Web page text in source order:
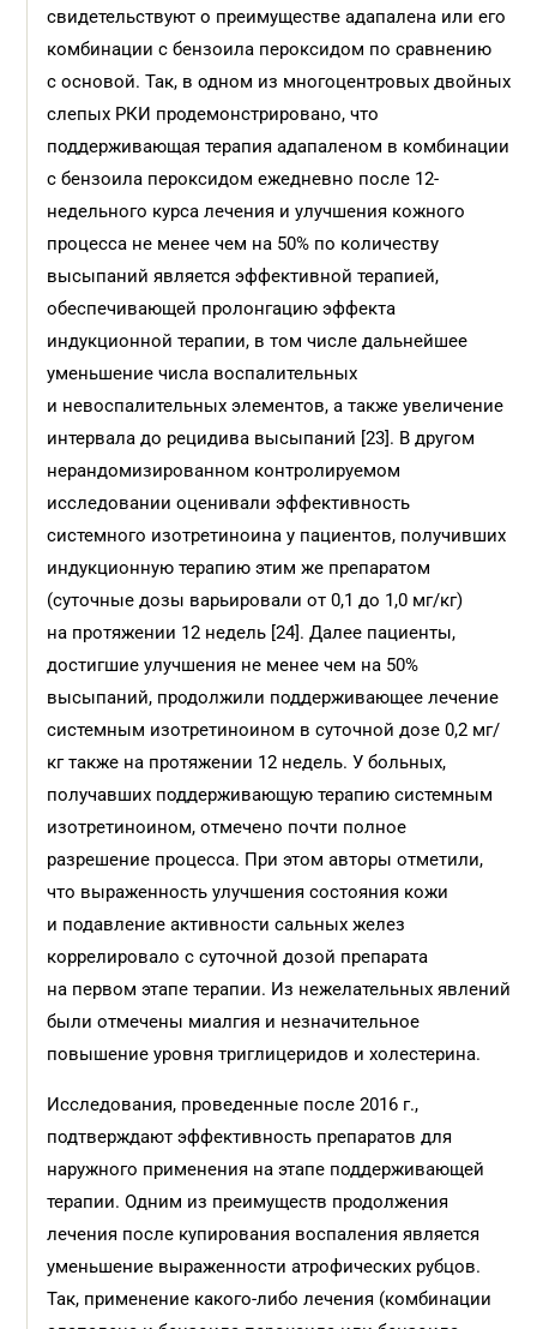
свидетельствуют о преимуществе адапалена или его
комбинации с бензоила пероксидом по сравнению
с основой. Так, в одном из многоцентровых двойных
слепых РКИ продемонстрировано, что
поддерживающая терапия адапаленом в комбинации
с бензоила пероксидом ежедневно после 12-
недельного курса лечения и улучшения кожного
процесса не менее чем на 50% по количеству
высыпаний является эффективной терапией,
обеспечивающей пролонгацию эффекта
индукционной терапии, в том числе дальнейшее
уменьшение числа воспалительных
и невоспалительных элементов, а также увеличение
интервала до рецидива высыпаний [23]. В другом
нерандомизированном контролируемом
исследовании оценивали эффективность
системного изотретиноина у пациентов, получивших
индукционную терапию этим же препаратом
(суточные дозы варьировали от 0,1 до 1,0 мг/кг)
на протяжении 12 недель [24]. Далее пациенты,
достигшие улучшения не менее чем на 50%
высыпаний, продолжили поддерживающее лечение
системным изотретиноином в суточной дозе 0,2 мг/
кг также на протяжении 12 недель. У больных,
получавших поддерживающую терапию системным
изотретиноином, отмечено почти полное
разрешение процесса. При этом авторы отметили,
что выраженность улучшения состояния кожи
и подавление активности сальных желез
коррелировало с суточной дозой препарата
на первом этапе терапии. Из нежелательных явлений
были отмечены миалгия и незначительное
повышение уровня триглицеридов и холестерина.
Исследования, проведенные после 2016 г.,
подтверждают эффективность препаратов для
наружного применения на этапе поддерживающей
терапии. Одним из преимуществ продолжения
лечения после купирования воспаления является
уменьшение выраженности атрофических рубцов.
Так, применение какого-либо лечения (комбинации